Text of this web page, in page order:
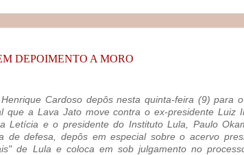
DEPOIMENTO A MORO
Cardoso depôs nesta quinta-feira (9) para
que a Lava Jato move contra o ex-presidente Luiz
Letícia e o presidente do Instituto Lula, Paulo
de defesa, depôs em especial sobre o acervo
de Lula e coloca em sob julgamento no